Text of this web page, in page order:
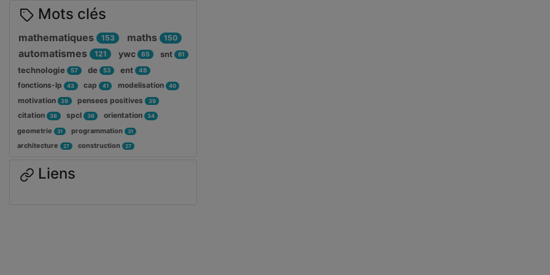
Mots clés
mathematiques 153 maths 150
automatismes 121 ywc 65 snt 61
technologie 57 de 53 ent 48
fonctions-lp 43 cap 41 modelisation 40
motivation 39 pensees positives 39
citation 38 spcl 36 orientation 34
geometrie 31 programmation 31
architecture 27 construction 27
Liens